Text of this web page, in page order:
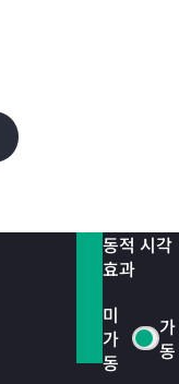
동적 시각
효과
미
가
동
가
동